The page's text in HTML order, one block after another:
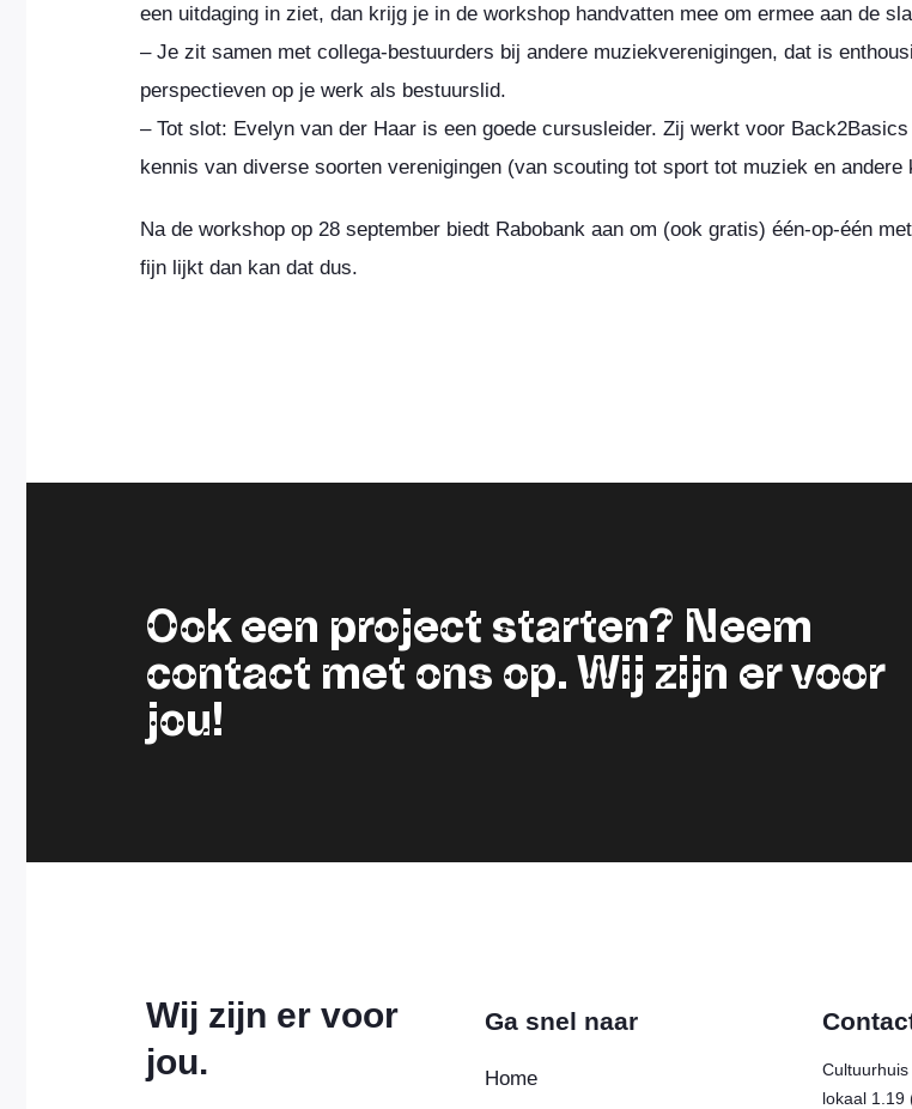
een uitdaging in ziet, dan krijg je in de workshop handvatten mee om ermee aan de
– Je zit samen met collega-bestuurders bij andere muziekverenigingen, dat is
perspectieven op je werk als bestuurslid.
– Tot slot: Evelyn van der Haar is een goede cursusleider. Zij werkt voor Back2Basics
kennis van diverse soorten verenigingen (van scouting tot sport tot muziek en andere
Na de workshop op 28 september biedt Rabobank aan om (ook gratis) één-op-één
fijn lijkt dan kan dat dus.
Ook een project starten? Neem
contact met ons op. Wij zijn er voor
jou!
Wij zijn er voor
jou.
Ga snel naar
Home
Cultuurhuis
lokaal 1.19